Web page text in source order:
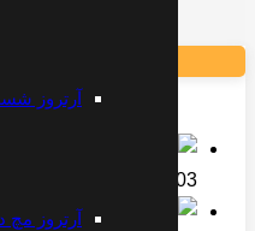
آرتروز
آرتروز
2023-02-03